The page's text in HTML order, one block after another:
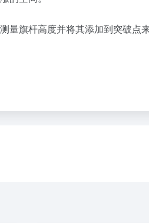
量旗杆高度并将其添加到突破点